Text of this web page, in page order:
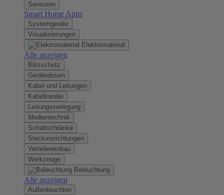
Sensoren
Smart Home Apps
Systemgeräte
Visualisierungen
Elektromaterial
Alle anzeigen
Blitzschutz
Gerätedosen
Kabel und Leitungen
Kabelkanäle
Leitungsverlegung
Medientechnik
Schaltschränke
Steckvorrichtungen
Verteilereinbau
Werkzeuge
Beleuchtung
Alle anzeigen
Außenleuchten